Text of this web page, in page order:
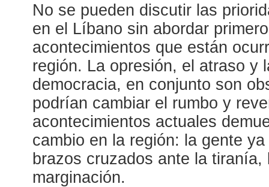
No se pueden discutir las
en el Líbano sin abordar
acontecimientos que están
región. La opresión, el atraso y
democracia, en conjunto son
podrían cambiar el rumbo y
acontecimientos actuales
cambio en la región: la gente
brazos cruzados ante la
marginación.